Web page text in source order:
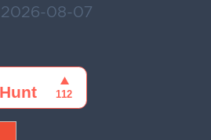
2026-08-07